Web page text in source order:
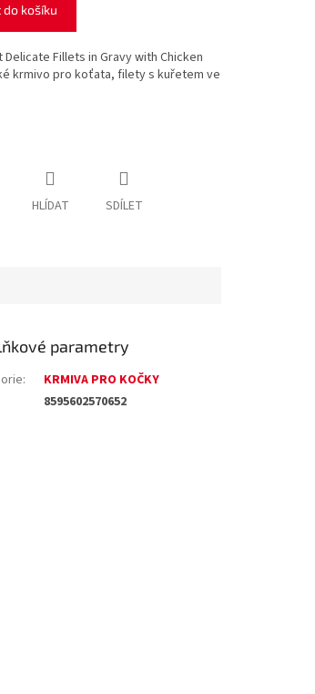
do košíku
Fillets in Gravy with Chicken
krmivo pro koťata, filety s kuřetem ve
HLÍDAT SDÍLET
parametry
:
KRMIVA PRO KOČKY
8595602570652